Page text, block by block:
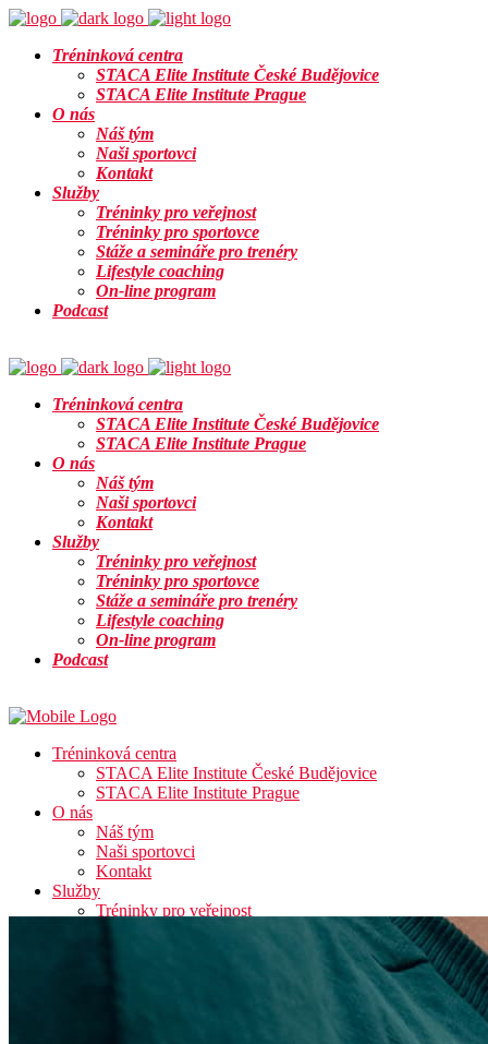
Tréninková centra
STACA Elite Institute České Budějovice
STACA Elite Institute Prague
O nás
Náš tým
Naši sportovci
Kontakt
Služby
Tréninky pro veřejnost
Tréninky pro sportovce
Stáže a semináře pro trenéry
Lifestyle coaching
On-line program
Podcast
Tréninková centra
STACA Elite Institute České Budějovice
STACA Elite Institute Prague
O nás
Náš tým
Naši sportovci
Kontakt
Služby
Tréninky pro veřejnost
Tréninky pro sportovce
Stáže a semináře pro trenéry
Lifestyle coaching
On-line program
Podcast
Tréninková centra
STACA Elite Institute České Budějovice
STACA Elite Institute Prague
O nás
Náš tým
Naši sportovci
Kontakt
Služby
Tréninky pro veřejnost